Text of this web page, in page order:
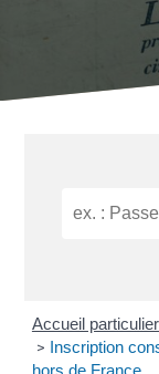
Accueil
> Inscription